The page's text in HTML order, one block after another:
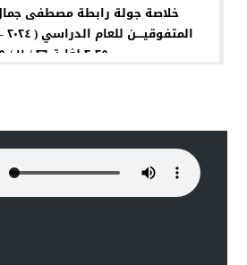
خلاصة جولة رابطة مصطفى جمال
٢٠٢٥ لغاية ٢٦ / ١١ / ٢٠٢٥